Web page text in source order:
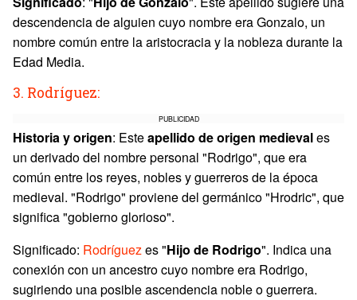
descendencia de alguien cuyo nombre era Gonzalo, un
nombre común entre la aristocracia y la nobleza durante la
Edad Media.
3. Rodríguez:
PUBLICIDAD
Historia y origen: Esteapellido de origen medievales
un derivado del nombre personal "Rodrigo", que era
común entre los reyes, nobles y guerreros de la época
medieval. "Rodrigo" proviene del germánico "Hrodric", que
significa "gobierno glorioso".
Significado: Rodríguezes "Hijo de Rodrigo". Indica una
conexión con un ancestro cuyo nombre era Rodrigo,
sugiriendo una posible ascendencia noble o guerrera.